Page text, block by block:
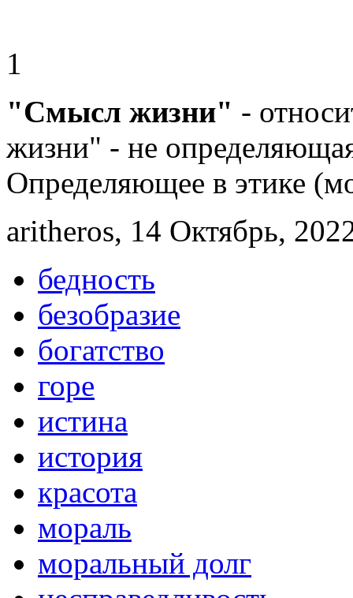
1
"Смысл жизни" -
жизни" - не
Определяющее в этике
aritheros, 14 Октябрь,
бедность
безобразие
богатство
горе
истина
история
красота
мораль
моральный долг